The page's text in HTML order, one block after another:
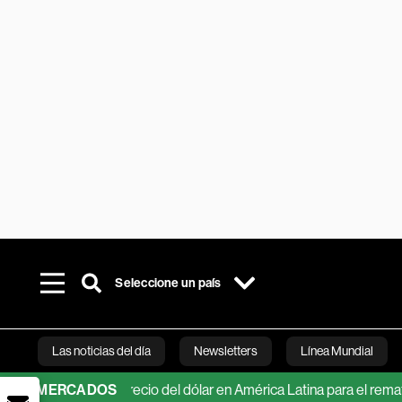
Seleccione un país
Las noticias del día Newsletters Línea Mundial
Bloomberg
MERCADOS
del precio del dólar en América Latina para el remate de